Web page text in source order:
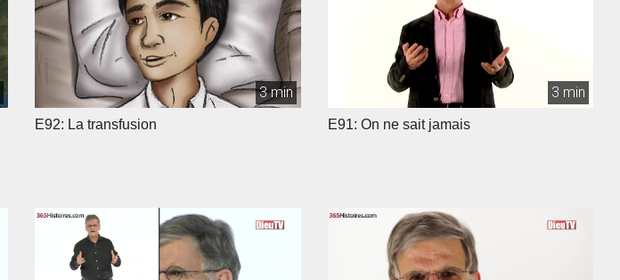
3 min
E92: La transfusion
3 min
E91: On ne sait jamais